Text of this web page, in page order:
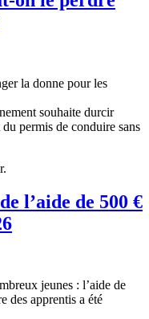
la donne pour les
souhaite durcir
permis de conduire sans
l’aide de 500 €
jeunes : l’aide de
des apprentis a été